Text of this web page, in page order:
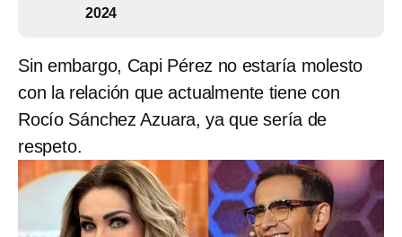
2024
Sin embargo, Capi Pérez no estaría molesto
con la relación que actualmente tiene con
Rocío Sánchez Azuara, ya que sería de
respeto.